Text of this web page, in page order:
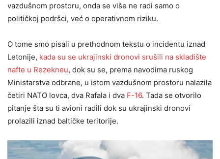
vazdušnom prostoru, onda se više ne radi samo o
političkoj podršci, već o operativnom riziku.
O tome smo pisali u prethodnom tekstu o incidentu iznad
Letonije, kada su se ukrajinski dronovi srušili na skladište
nafte u Rezekneu, dok su se, prema navodima ruskog
Ministarstva odbrane, u istom vazdušnom prostoru nalazila
četiri NATO lovca, dva Rafala i dva F-16. Tada se otvorilo
pitanje šta su ti avioni radili dok su ukrajinski dronovi
prolazili iznad baltičke teritorije.